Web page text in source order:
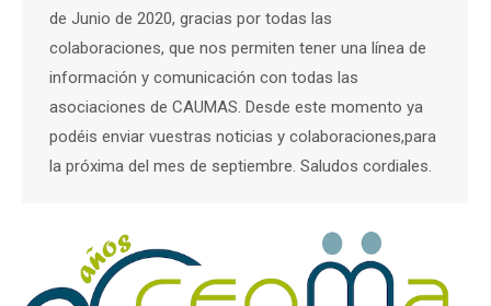
de Junio de 2020, gracias por todas las
colaboraciones, que nos permiten tener una línea de
información y comunicación con todas las
asociaciones de CAUMAS. Desde este momento ya
podéis enviar vuestras noticias y colaboraciones,para
la próxima del mes de septiembre. Saludos cordiales.